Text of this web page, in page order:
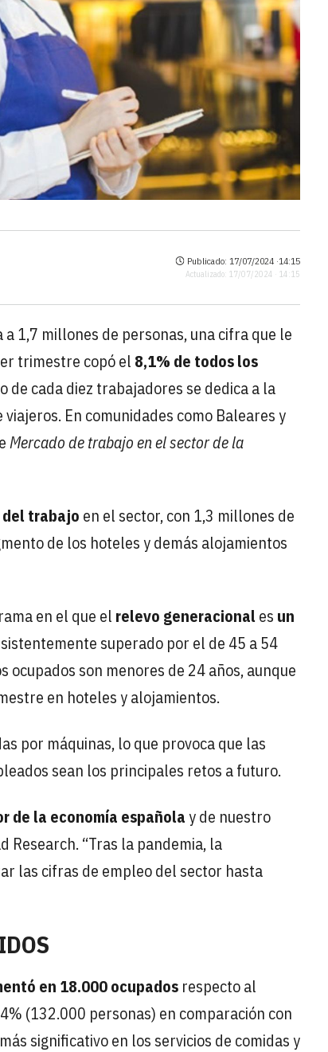
Publicado: 17/07/2024 ·14:15
Actualizado: 17/07/2024 · 14:15
1,7 millones de personas, una cifra que le
trimestre copó el 8,1% de todos los
de cada diez trabajadores se dedica a la
En comunidades como Baleares y
Mercado de trabajo en el sector de la
del trabajo en el sector, con 1,3 millones de
de los hoteles y demás alojamientos
en el que el relevo generacionales un
superado por el de 45 a 54
son menores de 24 años, aunque
en hoteles y alojamientos.
por máquinas, lo que provoca que las
sean los principales retos a futuro.
de la economía españolay de nuestro
Research. “Tras la pandemia, la
las cifras de empleo del sector hasta
en 18.000 ocupados respecto al
(132.000 personas) en comparación con
significativo en los servicios de comidas y